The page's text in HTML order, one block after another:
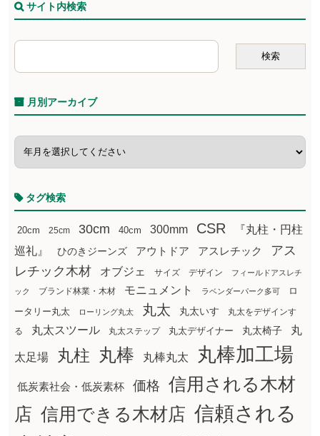
サイト内検索
月別アーカイブ
タグ検索
20cm 25cm 30cm 40cm 300mm CSR
『丸柱・円柱
巡礼』
ひのきジーンズ アウトドア アスレチック
アス
レチック木材
オブジェ サイズ デザイン フィールドアスレチ
ック ブランド林業・木材 モニュメント ラベンダーパーク多可
ロ
ータリー丸太
ローリング丸太 丸太 丸太いす
丸太をデザインす
る
丸太スツール 丸太ステップ 丸太デザイナー 丸太椅子 丸
太足場 丸柱 丸棒 丸棒丸太 丸棒加工場
低炭素社会・低炭素杯 価格
信用される木材
店 信用できる木材店 信頼される